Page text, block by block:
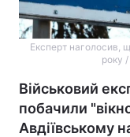
Експерт наголосив,
року
Військовий
побачили
Авдіївському